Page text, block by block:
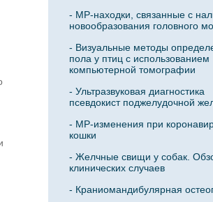
- МР-находки, связанные с
новообразования головного
- Визуальные методы
пола у птиц с использованием
компьютерной томографии
- Ультразвуковая диагностика
псевдокист поджелудочной
- МР-изменения при
кошки
- Желчные свищи у собак.
клинических случаев
- Краниомандибулярная